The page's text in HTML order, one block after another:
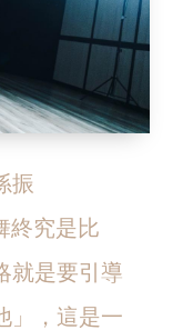
振
終究是比
就是要引導
」，這是一